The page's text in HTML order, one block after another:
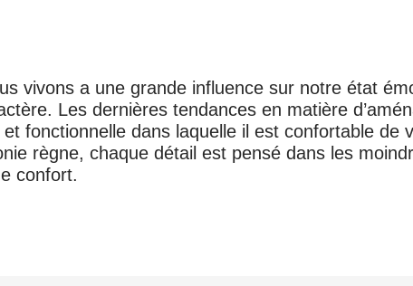
vivons a une grande influence sur notre état
Les dernières tendances en matière
fonctionnelle dans laquelle il est confortable de
règne, chaque détail est pensé dans les
confort.